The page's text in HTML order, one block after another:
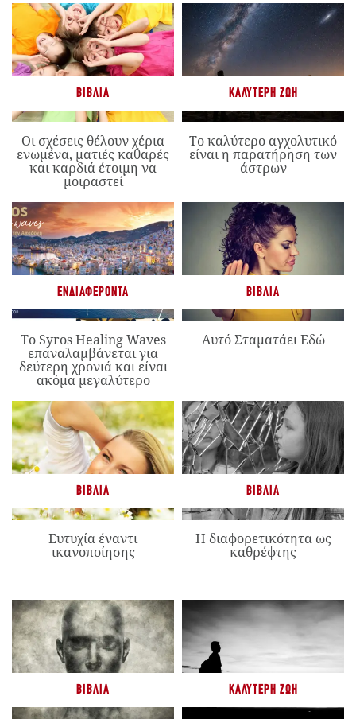
ΒΙΒΛΊΑ
Οι σχέσεις θέλουν χέρια
ενωμένα, ματιές καθαρές
και καρδιά έτοιμη να
μοιραστεί
ΚΑΛΎΤΕΡΗ ΖΩΉ
Το καλύτερο αγχολυτικό
είναι η παρατήρηση των
άστρων
ΕΝΔΙΑΦΈΡΟΝΤΑ
Το Syros Healing Waves
επαναλαμβάνεται για
δεύτερη χρονιά και είναι
ακόμα μεγαλύτερο
ΒΙΒΛΊΑ
Αυτό Σταματάει Εδώ
ΒΙΒΛΊΑ
Ευτυχία έναντι
ικανοποίησης
ΒΙΒΛΊΑ
Η διαφορετικότητα ως
καθρέφτης
ΒΙΒΛΊΑ ΚΑΛΎΤΕΡΗ ΖΩΉ